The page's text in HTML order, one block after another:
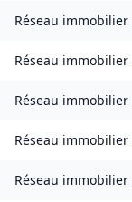
Réseau immobilier
Réseau immobilier
Réseau immobilier
Réseau immobilier
Réseau immobilier